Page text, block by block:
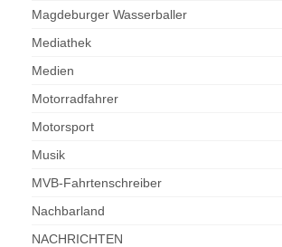
Magdeburger Wasserballer
Mediathek
Medien
Motorradfahrer
Motorsport
Musik
MVB-Fahrtenschreiber
Nachbarland
NACHRICHTEN